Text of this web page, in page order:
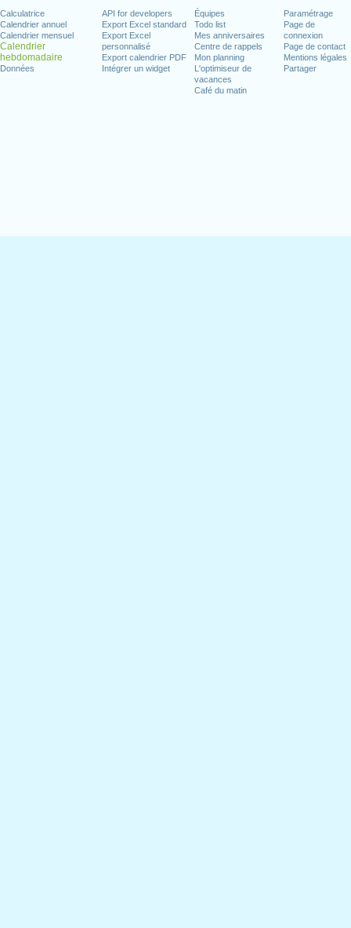
Calculatrice
Calendrier annuel
Calendrier mensuel
Calendrier
hebdomadaire
Données
API for developers
Export Excel standard
Export Excel
personnalisé
Export calendrier PDF
Intégrer un widget
Équipes
Todo list
Mes anniversaires
Centre de rappels
Mon planning
L'optimiseur de
vacances
Café du matin
Paramétrage
Page de
connexion
Page de contact
Mentions légales
Partager